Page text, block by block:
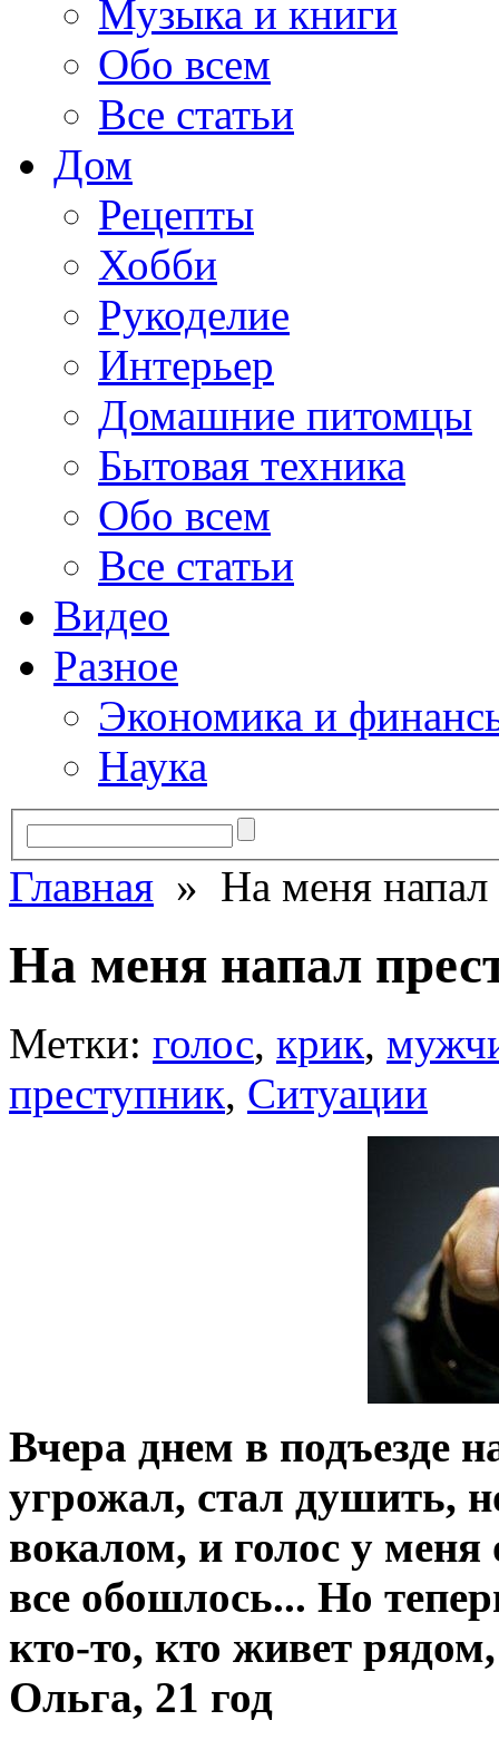
Музыка и книги
Обо всем
Все статьи
Дом
Рецепты
Хобби
Рукоделие
Интерьер
Домашние питомцы
Бытовая техника
Обо всем
Все статьи
Видео
Разное
Экономика и
Наука
Главная » На меня
На меня напал
Метки: голос, крик,
преступник, Ситуации
Вчера днем в подъезде
угрожал, стал душить,
вокалом, и голос у
все обошлось... Но
кто-то, кто живет
Ольга, 21 год